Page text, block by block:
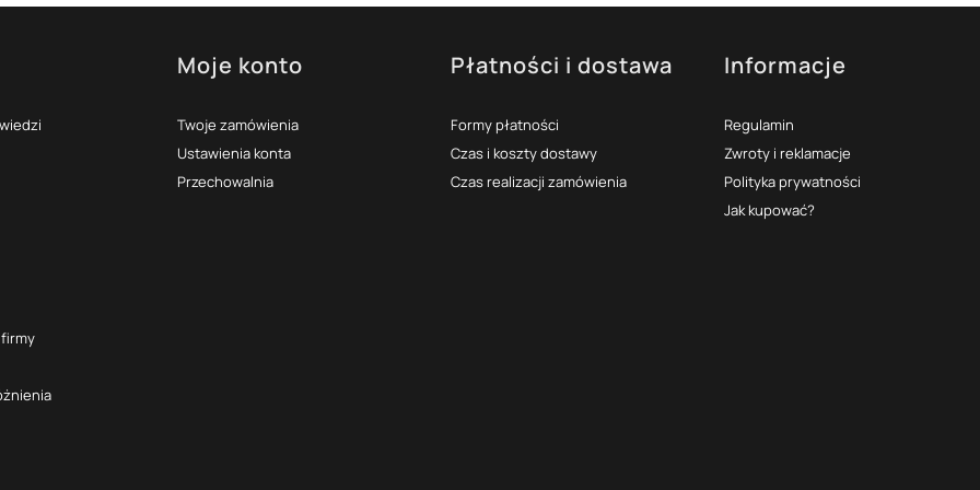
Moje konto
Twoje zamówienia
Ustawienia konta
Przechowalnia
Płatności i dostawa
Formy płatności
Czas i koszty dostawy
Czas realizacji zamówienia
Informacje
Regulamin
Zwroty i reklamacje
Polityka prywatności
Jak kupować?